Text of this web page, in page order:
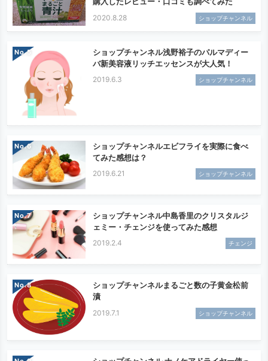
2020.8.28 ショップチャンネル
No.
ショップチャンネル浅野裕子のパルマディー
バ新美容液リッチエッセンスが大人気！
2019.6.3 ショップチャンネル
No.
ショップチャンネルエビフライを実際に食べ
てみた感想は？
2019.6.21 ショップチャンネル
No.
ショップチャンネル中島香里のクリスタルジ
ェミー・チェンジを使ってみた感想
2019.2.4 チェンジ
No.
ショップチャンネルまるごと数の子黄金松前
漬
2019.7.1 ショップチャンネル